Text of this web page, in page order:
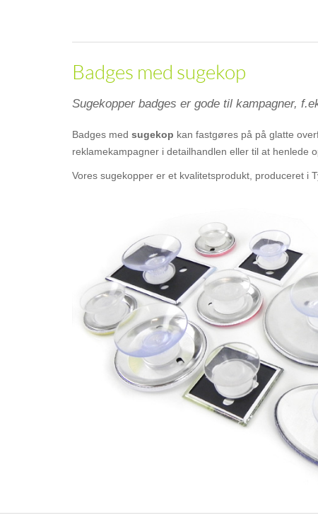
Badges med sugekop
Sugekopper badges er gode til kampagner,
Badges med sugekop kan fastgøres på på glatte
reklamekampagner i detailhandlen eller til at henlede
Vores sugekopper er et kvalitetsprodukt, produceret i